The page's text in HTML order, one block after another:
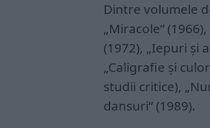
Dintre volumele
„Miracole”
(1972), „Iepuri şi
„Caligrafie şi
studii critice),
dansuri” (1989).